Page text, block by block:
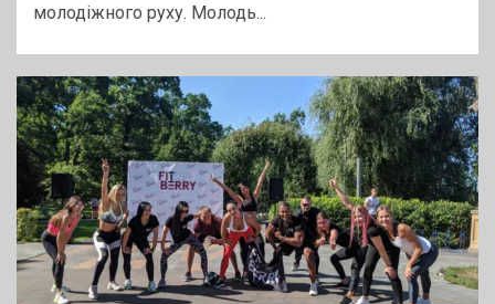
молодіжного руху. Молодь...